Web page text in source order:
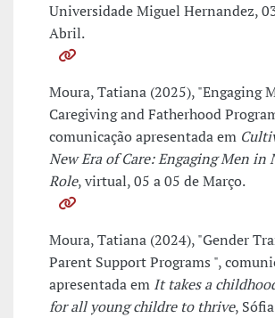
Universidade Miguel Hernandez,
Abril.
Moura, Tatiana (2025), "Engaging
Caregiving and Fatherhood
comunicação apresentada em
New Era of Care: Engaging Men in
Role, virtual, 05 a 05 de Março.
Moura, Tatiana (2024), "Gender
Parent Support Programs ",
apresentada em It takes a
for all young childre to thrive,